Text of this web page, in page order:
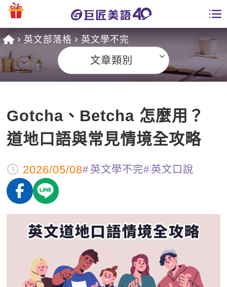
課程總覽
英文課程總表
英文會話
商用英文
英文檢定
TOEIC 多益課程
IELTS 雅思課程
GEPT 全民英檢課程
能力養成
英文聽力養成
主題課程
線上真人
全國分校
英文部落格
影音學英文
英文能力測驗
師資團隊
學習分享
學員故事
學員讚出來
企業服務
學員專區
英文部落格 英文學不完
文章類別
Gotcha、Betcha 怎麼用？
道地口語與常見情境全攻略
2026/05/08 英文學不完 英文口說